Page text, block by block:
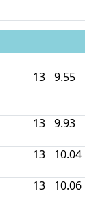
13 9.55
13 9.93
13 10.04
13 10.06